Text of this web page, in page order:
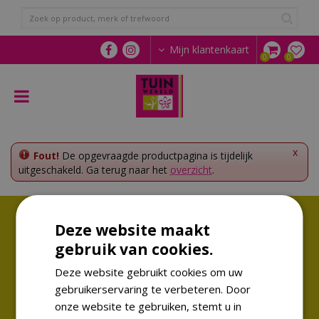
n
a
Mijn klantenkaart
x
Fout! De opgevraagde productpagina is tijdelijk
uitgeschakeld. Ga terug naar het overzicht.
Volg ons!
Altijd op de hoogte van de laatste trends
Deze website maakt
gebruik van cookies.
Deze website gebruikt cookies om uw
gebruikerservaring te verbeteren. Door
onze website te gebruiken, stemt u in